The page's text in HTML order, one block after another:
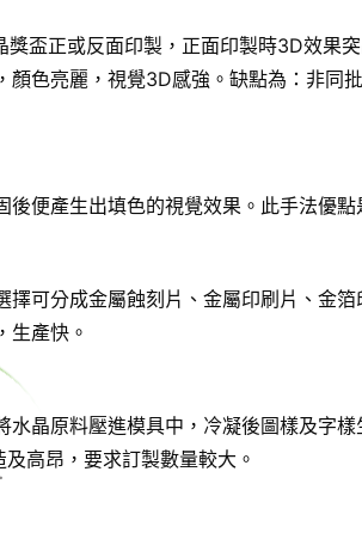
盃正或反面印製，正面印製時3D效果
色亮麗，視覺3D感強。缺點為：非同
便產生出填色的視覺效果。此手法優點
可分成金屬蝕刻片、金屬印刷片、金
生產快。
晶原料壓進模具中，冷凝後圖樣及字
高昂，要求訂製數量較大。